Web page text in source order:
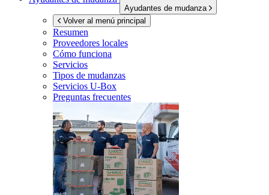
Ayudantes de mudanza
Volver al menú principal
Resumen
Proveedores locales
Cómo funciona
Servicios
Tipos de mudanzas
Servicios U-Box
Preguntas frecuentes